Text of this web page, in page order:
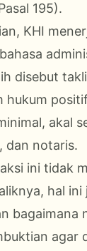
195).
KHI
disebut
hukum
akal
dan notaris.
ini tidak
hal ini
bagaimana
agar